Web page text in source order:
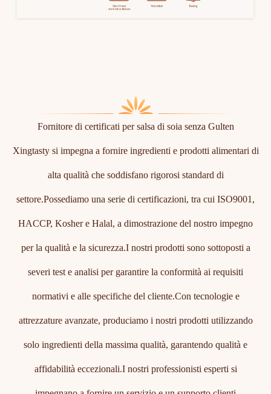
Fornitore di certificati per salsa di soia senza Gulten
Xingtasty si impegna a fornire ingredienti e prodotti alimentari di
alta qualità che soddisfano rigorosi standard di
settore.Possediamo una serie di certificazioni, tra cui ISO9001,
HACCP, Kosher e Halal, a dimostrazione del nostro impegno
per la qualità e la sicurezza.I nostri prodotti sono sottoposti a
severi test e analisi per garantire la conformità ai requisiti
normativi e alle specifiche del cliente.Con tecnologie e
attrezzature avanzate, produciamo i nostri prodotti utilizzando
solo ingredienti della massima qualità, garantendo qualità e
affidabilità eccezionali.I nostri professionisti esperti si